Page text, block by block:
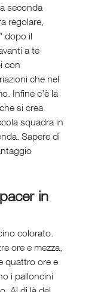
seconda
regolare,
dopo il
a te
con
che nel
Infine c’è la
si crea
squadra in
Sapere di
in
colorato.
ore e mezza,
quattro ore e
i palloncini